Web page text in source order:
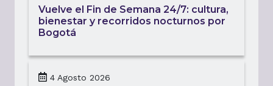
Vuelve el Fin de Semana 24/7: cultura,
bienestar y recorridos nocturnos por
Bogotá
4 Agosto 2026